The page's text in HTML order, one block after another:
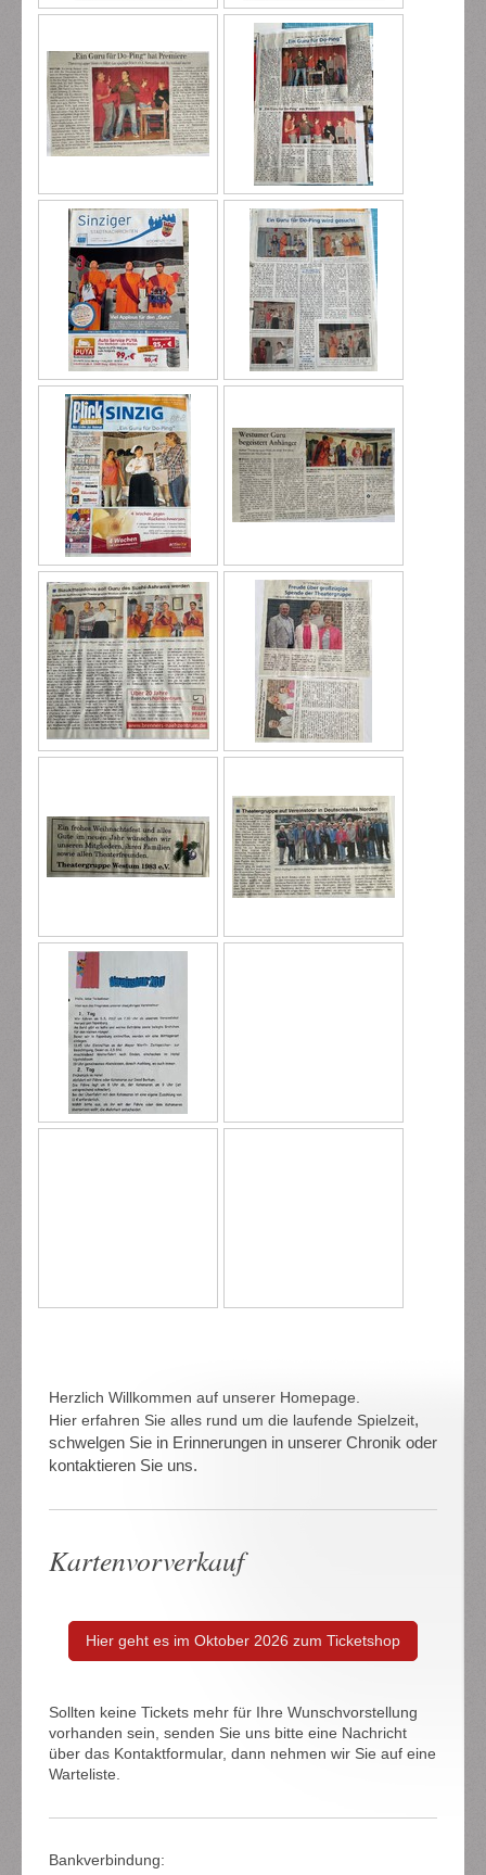
Herzlich Willkommen auf unserer Homepage.
Hier erfahren Sie alles rund um die laufende Spielzeit,
schwelgen Sie in Erinnerungen in unserer Chronik oder
kontaktieren Sie uns.
Kartenvorverkauf
Hier geht es im Oktober 2026 zum Ticketshop
Sollten keine Tickets mehr für Ihre Wunschvorstellung
vorhanden sein, senden Sie uns bitte eine Nachricht
über das Kontaktformular, dann nehmen wir Sie auf eine
Warteliste.
Bankverbindung: